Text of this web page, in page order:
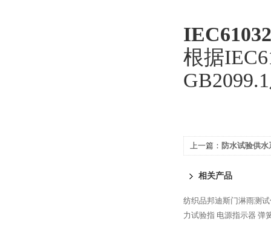
根据
上一篇： 防水试验供水
相关产品
纺织品邦迪斯门淋雨测
力试验指 电源指示器 弹